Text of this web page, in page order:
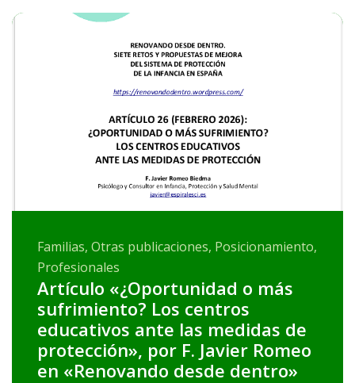
Familias, Otras publicaciones, Posicionamiento,
Profesionales
Artículo «¿Oportunidad o más
sufrimiento? Los centros
educativos ante las medidas de
protección», por F. Javier Romeo
en «Renovando desde dentro»